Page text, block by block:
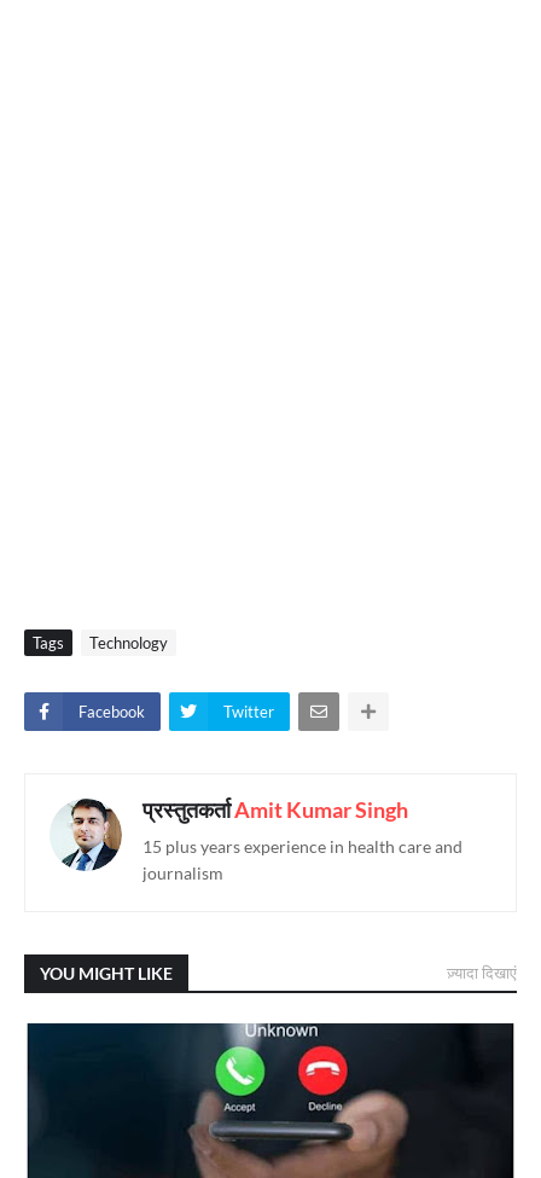
Tags Technology
Facebook Twitter
प्रस्तुतकर्ताAmit Kumar Singh
15 plus years experience in health care and
journalism
YOU MIGHT LIKE ज़्यादा दिखाएं